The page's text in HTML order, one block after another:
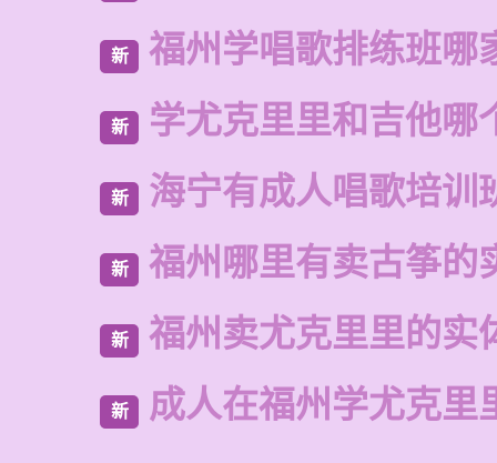
新 福州学唱歌排练班哪
新 学尤克里里和吉他哪
新 海宁有成人唱歌培训
新 福州哪里有卖古筝的
新 福州卖尤克里里的实
新 成人在福州学尤克里